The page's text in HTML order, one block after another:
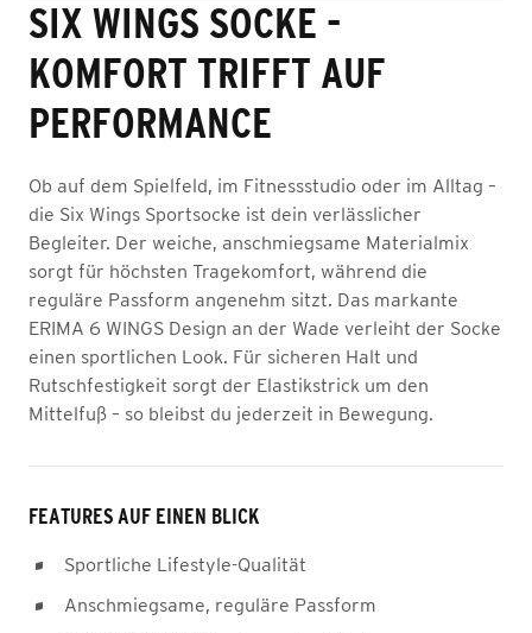
SIX WINGS SOCKE -
KOMFORT TRIFFT AUF
PERFORMANCE
Ob auf dem Spielfeld, im Fitnessstudio oder im Alltag –
die Six Wings Sportsocke ist dein verlässlicher
Begleiter. Der weiche, anschmiegsame Materialmix
sorgt für höchsten Tragekomfort, während die
reguläre Passform angenehm sitzt. Das markante
ERIMA 6 WINGS Design an der Wade verleiht der Socke
einen sportlichen Look. Für sicheren Halt und
Rutschfestigkeit sorgt der Elastikstrick um den
Mittelfuß – so bleibst du jederzeit in Bewegung.
FEATURES AUF EINEN BLICK
Sportliche Lifestyle-Qualität
Anschmiegsame, reguläre Passform